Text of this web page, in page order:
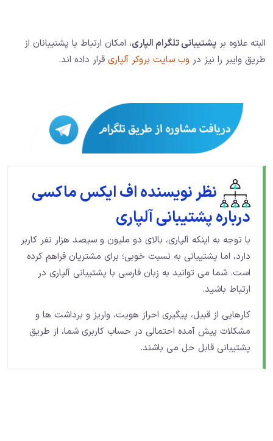
البته علاوه بر پشتیبانی تلگرام الپاری،‌ امکان ارتباط با پشتیبانان از
طریق وایبر را نیز در وب سایت بروکر آلپاری قرار داده اند.
نظر نویسنده اف ایکس ماکسی
درباره پشتیبانی آلپاری
با توجه به اینکه آلپاری، بالای دو ملیون و سیصد هزار نفر کاربر
دارد، اما پشتیبانی به نسبت خوبی؛ برای مشتریان فراهم کرده
است. شما می توانید به زبان فارسی با پشتیبانی آلپاری در
ارتباط باشید.
کارهایی از قبیل، پیگیری احراز هویت، واریز و برداشت ها و
مشکلات پیش آمده احتمالی در حساب کاربری شما، از طریق
پشتیبانی قابل حل می باشند.